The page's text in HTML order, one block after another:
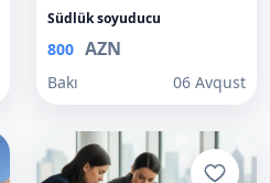
Südlük soyuducu
800 AZN
Bakı 06 Avqust